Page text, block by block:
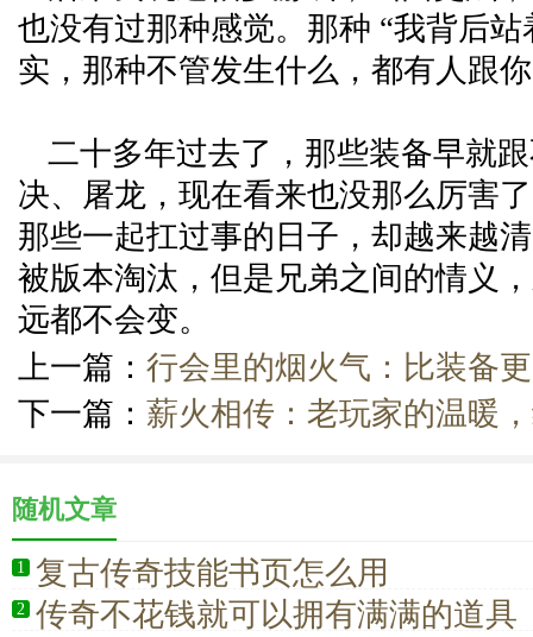
也没有过那种感觉。那种 “我背后站
实，那种不管发生什么，都有人跟
二十多年过去了，那些装备早就
决、屠龙，现在看来也没那么厉害
那些一起扛过事的日子，却越来越
被版本淘汰，但是兄弟之间的情义
远都不会变。
上一篇： 行会里的烟火气：比装备
下一篇： 薪火相传：老玩家的温暖
随机文章
1 复古传奇技能书页怎么用
2 传奇不花钱就可以拥有满满的道具